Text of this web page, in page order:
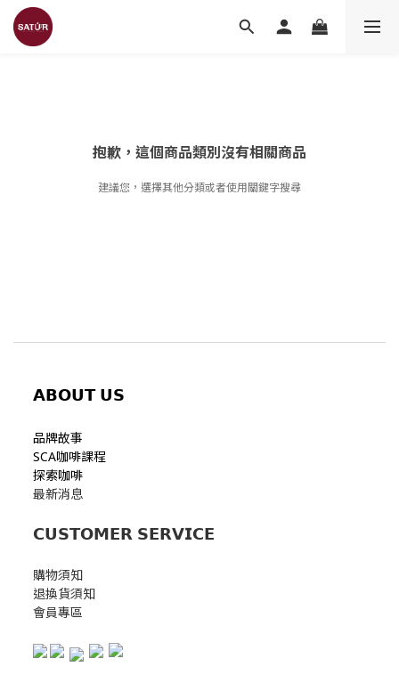
抱歉，這個商品類別沒有相關商品
建議您，選擇其他分類或者使用關鍵字搜尋
𝗔𝗕𝗢𝗨𝗧 𝗨𝗦
品牌故事
SCA咖啡課程
探索咖啡
最新消息
𝗖𝗨𝗦𝗧𝗢𝗠𝗘𝗥 𝗦𝗘𝗥𝗩𝗜𝗖𝗘
購物須知
退換貨須知
會員專區